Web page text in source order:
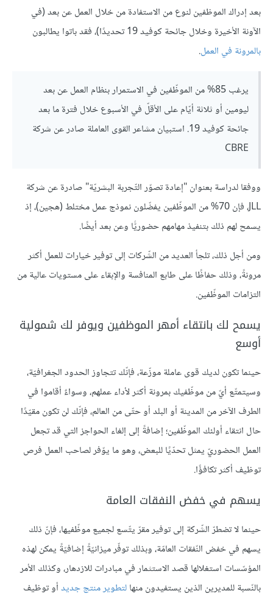
بعد إدراك الموظفين لنوع من الاستفادة من خلال العمل عن بعد (في
الآونة الأخيرة وخلال جائحة كوفيد 19 تحديدًا)، فقد باتوا يطالبون
بالمرونة في العمل.
يرغب 85% من الموظّفين في الاستمرار بنظام العمل عن بعد
ليومين أو ثلاثة أيّام على الأقلّ في الأسبوع خلال فترة ما بعد
جائحة كوفيد 19. استبيان مشاعر القوى العاملة صادر عن شركة
CBRE
ووفقا لدراسة بعنوان "إعادة تصوّر التّجربة البشريّة" صادرة عن شركة
JLL، فإن 70% من الموظّفين يفضّلون نموذج عمل مختلط (هجين)، إذ
يسمح لهم ذلك بتنفيذ مهامهم حضوريًّا وعن بعد أيضًا.
ومن أجل ذلك، تلجأ العديد من الشّركات إلى توفير خيارات للعمل أكثر
مرونةً، وذلك حفاظًا على طابع المنافسة والإبقاء على مستويات عالية من
التزامات الموظّفين.
يسمح لك بانتقاء أمهر الموظفين ويوفر لك شمولية
أوسع
حينما تكون لديك قوى عاملة موزّعة، فإنّك تتجاوز الحدود الجغرافيّة،
وسيتمتّع أيّ من موظّفيك بمرونة أكثر لأداء عملهم، وسواءٌ أقاموا في
الطرف الآخر من المدينة أو البلد أو حتّى من العالم، فإنّك لن تكون مقيّدًا
حال انتقاء أولئك الموظّفين؛ إضافةً إلى إلغاء الحواجز التي قد تجعل
العمل الحضوريّ يمثل تحدّيًا للبعض، وهو ما يوّفر لصاحب العمل فرص
توظيف أكثر تكافؤًا.
يسهم في خفض النفقات العامة
حينما لا تضطرّ الشّركة إلى توفير مقرّ يتّسع لجميع موظّفيها، فإنّ ذلك
يسهم في خفض النّفقات العامّة، وبذلك توفّر ميزانيّةً إضافيّةً يمكن لهذه
المؤسّسات استغلالها قصد الاستثمار في مبادرات للازدهار، وكذلك الأمر
بالنّسبة للمديرين الذين يستفيدون منهالتطوير منتج جديدأو توظيف